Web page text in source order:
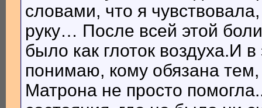
словами, что я
руку… После всей этой
было как глоток воздуха.И
понимаю, кому обязана
Матрона не просто